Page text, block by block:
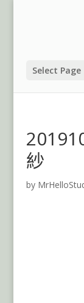
Select Page
紗
by